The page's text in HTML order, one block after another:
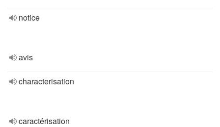
notice
avis
characterisation
caractérisation